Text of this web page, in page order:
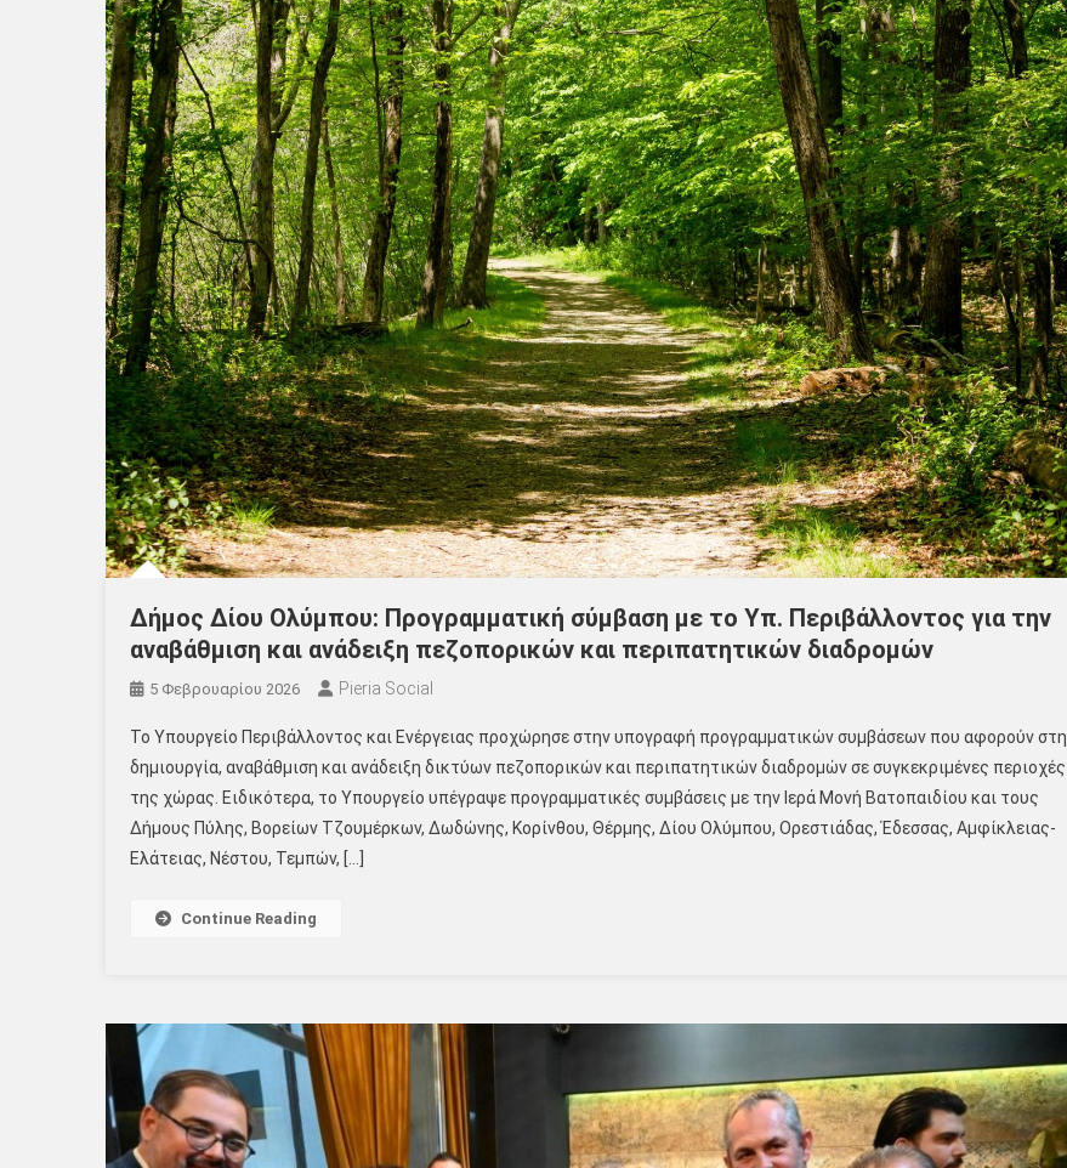
Δήμος Δίου Ολύμπου: Προγραμματική σύμβαση με το Υπ. Περιβάλλοντος για την
αναβάθμιση και ανάδειξη πεζοπορικών και περιπατητικών διαδρομών
5 Φεβρουαρίου 2026 Pieria Social
Το Υπουργείο Περιβάλλοντος και Ενέργειας προχώρησε στην υπογραφή προγραμματικών συμβάσεων που αφορούν στη
δημιουργία, αναβάθμιση και ανάδειξη δικτύων πεζοπορικών και περιπατητικών διαδρομών σε συγκεκριμένες περιοχές
της χώρας. Ειδικότερα, το Υπουργείο υπέγραψε προγραμματικές συμβάσεις με την Ιερά Μονή Βατοπαιδίου και τους
Δήμους Πύλης, Βορείων Τζουμέρκων, Δωδώνης, Κορίνθου, Θέρμης, Δίου Ολύμπου, Ορεστιάδας, Έδεσσας, Αμφίκλειας-
Ελάτειας, Νέστου, Τεμπών, […]
Continue Reading